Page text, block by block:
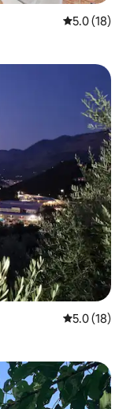
औसत रेटिंग 5
5.0 (18)
औसत रेटिंग 5
5.0 (18)